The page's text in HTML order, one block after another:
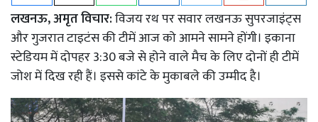
लखनऊ, अमृत विचार:विजय रथ पर सवार लखनऊ सुपरजाइंट्स
और गुजरात टाइटंस की टीमें आज को आमने सामने होंगी। इकाना
स्टेडियम में दोपहर 3:30 बजे से होने वाले मैच के लिए दोनों ही टीमें
जोश में दिख रही हैं। इससे कांटे के मुकाबले की उम्मीद है।